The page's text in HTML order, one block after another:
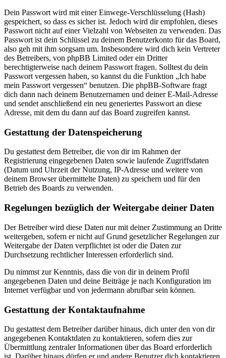
Dein Passwort wird mit einer Einwege-Verschlüsselung (Hash)
gespeichert, so dass es sicher ist. Jedoch wird dir empfohlen, dieses
Passwort nicht auf einer Vielzahl von Webseiten zu verwenden. Das
Passwort ist dein Schlüssel zu deinem Benutzerkonto für das Board,
also geh mit ihm sorgsam um. Insbesondere wird dich kein Vertreter
des Betreibers, von phpBB Limited oder ein Dritter
berechtigterweise nach deinem Passwort fragen. Solltest du dein
Passwort vergessen haben, so kannst du die Funktion „Ich habe
mein Passwort vergessen“ benutzen. Die phpBB-Software fragt
dich dann nach deinem Benutzernamen und deiner E-Mail-Adresse
und sendet anschließend ein neu generiertes Passwort an diese
Adresse, mit dem du dann auf das Board zugreifen kannst.
Gestattung der Datenspeicherung
Du gestattest dem Betreiber, die von dir im Rahmen der
Registrierung eingegebenen Daten sowie laufende Zugriffsdaten
(Datum und Uhrzeit der Nutzung, IP-Adresse und weitere von
deinem Browser übermittelte Daten) zu speichern und für den
Betrieb des Boards zu verwenden.
Regelungen bezüglich der Weitergabe deiner Daten
Der Betreiber wird diese Daten nur mit deiner Zustimmung an Dritte
weitergeben, sofern er nicht auf Grund gesetzlicher Regelungen zur
Weitergabe der Daten verpflichtet ist oder die Daten zur
Durchsetzung rechtlicher Interessen erforderlich sind.
Du nimmst zur Kenntnis, dass die von dir in deinem Profil
angegebenen Daten und deine Beiträge je nach Konfiguration im
Internet verfügbar und von jedermann abrufbar sein können.
Gestattung der Kontaktaufnahme
Du gestattest dem Betreiber darüber hinaus, dich unter den von dir
angegebenen Kontaktdaten zu kontaktieren, sofern dies zur
Übermittlung zentraler Informationen über das Board erforderlich